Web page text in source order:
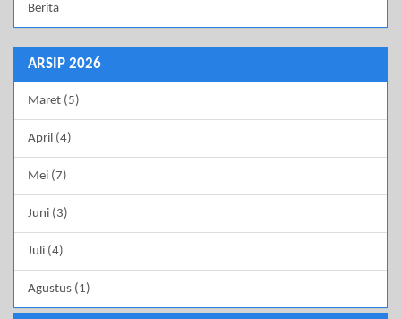
Berita
ARSIP 2026
Maret (5)
April (4)
Mei (7)
Juni (3)
Juli (4)
Agustus (1)